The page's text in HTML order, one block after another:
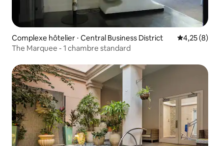
Complexe hôtelier ⋅ Central Business District Évaluation
4,25 (8)
The Marquee - 1 chambre standard